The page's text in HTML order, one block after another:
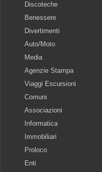
Discoteche
Benessere
Divertimenti
Auto/Moto
Media
Agenzie Stampa
Viaggi Escursioni
Comuni
Associazioni
Informatica
Immobiliari
Proloco
Enti